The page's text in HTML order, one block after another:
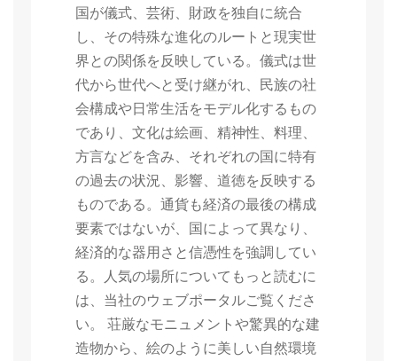
国が儀式、芸術、財政を独自に統合
し、その特殊な進化のルートと現実世
界との関係を反映している。儀式は世
代から世代へと受け継がれ、民族の社
会構成や日常生活をモデル化するもの
であり、文化は絵画、精神性、料理、
方言などを含み、それぞれの国に特有
の過去の状況、影響、道徳を反映する
ものである。通貨も経済の最後の構成
要素ではないが、国によって異なり、
経済的な器用さと信憑性を強調してい
る。人気の場所についてもっと読むに
は、当社のウェブポータルご覧くださ
い。 荘厳なモニュメントや驚異的な建
造物から、絵のように美しい自然環境